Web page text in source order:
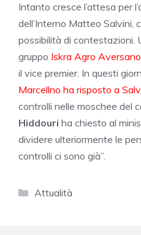
Intanto cresce l’attesa per
dell’Interno Matteo Salvini,
possibilità di contestazioni.
gruppo Iskra Agro Aversano
il vice premier. In questi
Marcellno ha risposto a
controlli nelle moschee del
Hiddouri ha chiesto al
dividere ulteriormente le
controlli ci sono già”.
Categorie
Attualità